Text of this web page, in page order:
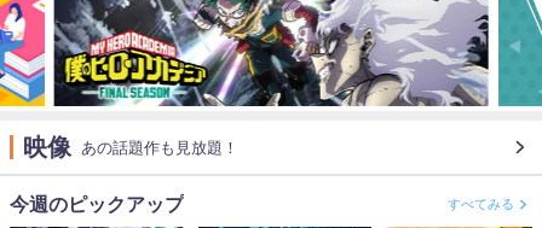
映像 あの話題作も見放題！
今週のピックアップ すべてみる